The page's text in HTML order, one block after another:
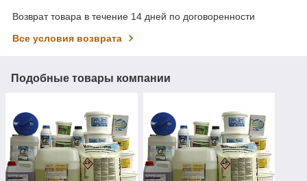
Возврат товара в течение 14 дней по договоренности
Все условия возврата
Подобные товары компании